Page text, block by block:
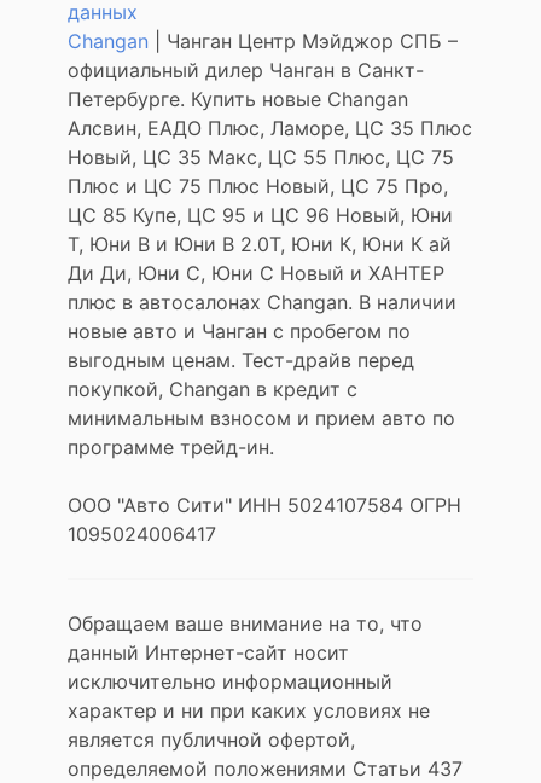
данных
Changan | Чанган Центр Мэйджор СПБ –
официальный дилер Чанган в Санкт-
Петербурге. Купить новые Changan
Алсвин, ЕАДО Плюс, Ламоре, ЦС 35 Плюс
Новый, ЦС 35 Макс, ЦС 55 Плюс, ЦС 75
Плюс и ЦС 75 Плюс Новый, ЦС 75 Про,
ЦС 85 Купе, ЦС 95 и ЦС 96 Новый, Юни
Т, Юни В и Юни В 2.0Т, Юни К, Юни К ай
Ди Ди, Юни С, Юни С Новый и ХАНТЕР
плюс в автосалонах Changan. В наличии
новые авто и Чанган с пробегом по
выгодным ценам. Тест-драйв перед
покупкой, Changan в кредит с
минимальным взносом и прием авто по
программе трейд-ин.
ООО "Авто Сити" ИНН 5024107584 ОГРН
1095024006417
Обращаем ваше внимание на то, что
данный Интернет-сайт носит
исключительно информационный
характер и ни при каких условиях не
является публичной офертой,
определяемой положениями Статьи 437